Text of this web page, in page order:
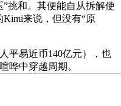
挑和。其便能自从拆解使
来说，但没有“原
易近币140亿元），也
哗中穿越周期。